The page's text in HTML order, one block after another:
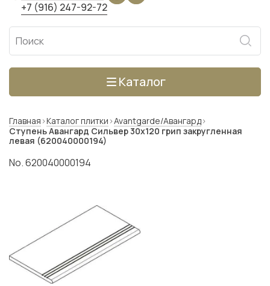
+7 (916) 247-92-72
Каталог
Главная Каталог плитки Avantgarde/Авангард
Ступень Авангард Сильвер 30x120 грип закругленная
левая (620040000194)
No. 620040000194